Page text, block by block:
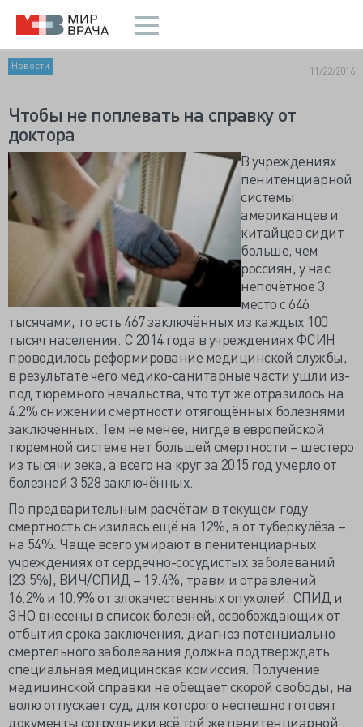
Новости 11/22/2016
Чтобы не поплевать на справку от
доктора
В учреждениях
пенитенциарной
системы
американцев и
китайцев сидит
больше, чем
россиян, у нас
непочётное 3
место с 646
тысячами, то есть 467 заключённых из каждых 100
тысяч населения. С 2014 года в учреждениях ФСИН
проводилось реформирование медицинской службы,
в результате чего медико-санитарные части ушли из-
под тюремного начальства, что тут же отразилось на
4.2% снижении смертности отягощённых болезнями
заключённых. Тем не менее, нигде в европейской
тюремной системе нет большей смертности – шестеро
из тысячи зека, а всего на круг за 2015 год умерло от
болезней 3 528 заключённых.
По предварительным расчётам в текущем году
смертность снизилась ещё на 12%, а от туберкулёза –
на 54%. Чаще всего умирают в пенитенциарных
учреждениях от сердечно-сосудистых заболеваний
(23.5%), ВИЧ/СПИД – 19.4%, травм и отравлений
16.2% и 10.9% от злокачественных опухолей. СПИД и
ЗНО внесены в список болезней, освобождающих от
отбытия срока заключения, диагноз потенциально
смертельного заболевания должна подтверждать
специальная медицинская комиссия. Получение
медицинской справки не обещает скорой свободы, на
волю отпускает суд, для которого неспешно готовят
документы сотрудники всё той же пенитенциарной